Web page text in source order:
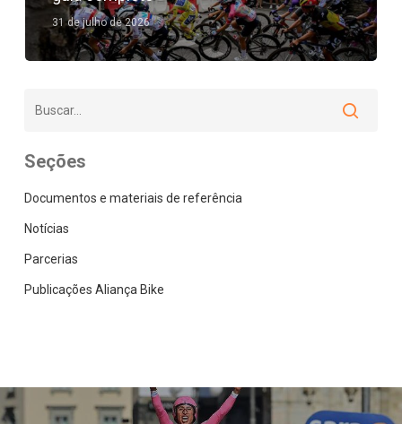
31 de julho de 2026
Seções
Documentos e materiais de referência
Notícias
Parcerias
Publicações Aliança Bike